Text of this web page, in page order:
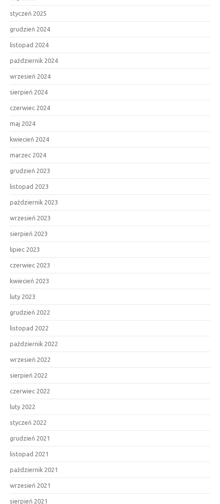
styczeń 2025
grudzień 2024
listopad 2024
październik 2024
wrzesień 2024
sierpień 2024
czerwiec 2024
maj 2024
kwiecień 2024
marzec 2024
grudzień 2023
listopad 2023
październik 2023
wrzesień 2023
sierpień 2023
lipiec 2023
czerwiec 2023
kwiecień 2023
luty 2023
grudzień 2022
listopad 2022
październik 2022
wrzesień 2022
sierpień 2022
czerwiec 2022
luty 2022
styczeń 2022
grudzień 2021
listopad 2021
październik 2021
wrzesień 2021
sierpień 2021